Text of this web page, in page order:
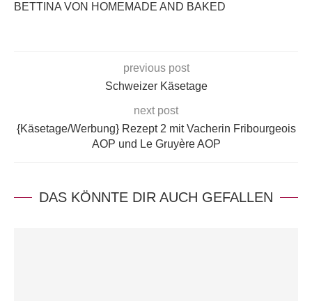
BETTINA VON HOMEMADE AND BAKED
previous post
Schweizer Käsetage
next post
{Käsetage/Werbung} Rezept 2 mit Vacherin Fribourgeois
AOP und Le Gruyère AOP
DAS KÖNNTE DIR AUCH GEFALLEN